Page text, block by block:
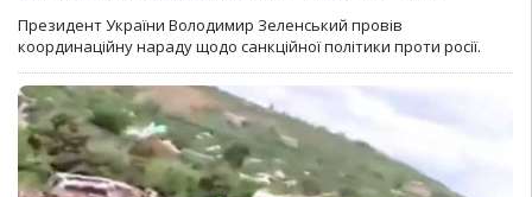
Президент України Володимир Зеленський провів
координаційну нараду щодо санкційної політики проти росії.